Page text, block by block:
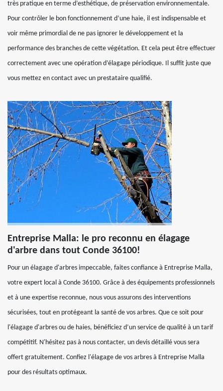
très pratique en terme d’esthétique, de préservation environnementale.
Pour contrôler le bon fonctionnement d’une haie, il est indispensable et
voir même primordial de ne pas ignorer le développement et la
performance des branches de cette végétation. Et cela peut être effectuer
correctement avec une opération d’élagage périodique. Il suffit juste que
vous mettez en contact avec un prestataire qualifié.
Entreprise Malla: le pro reconnu en élagage
d'arbre dans tout Conde 36100!
Pour un élagage d'arbres impeccable, faites confiance à Entreprise Malla,
votre expert local à Conde 36100. Grâce à des équipements professionnels
et à une expertise reconnue, nous vous assurons des interventions
sécurisées, tout en protégeant la santé de vos arbres. Que ce soit pour
l'élagage d'arbres ou de haies, bénéficiez d’un service de qualité à un tarif
compétitif. N'hésitez pas à nous contacter, un devis détaillé vous sera
offert gratuitement. Confiez l'élagage de vos arbres à Entreprise Malla
pour des résultats optimaux.